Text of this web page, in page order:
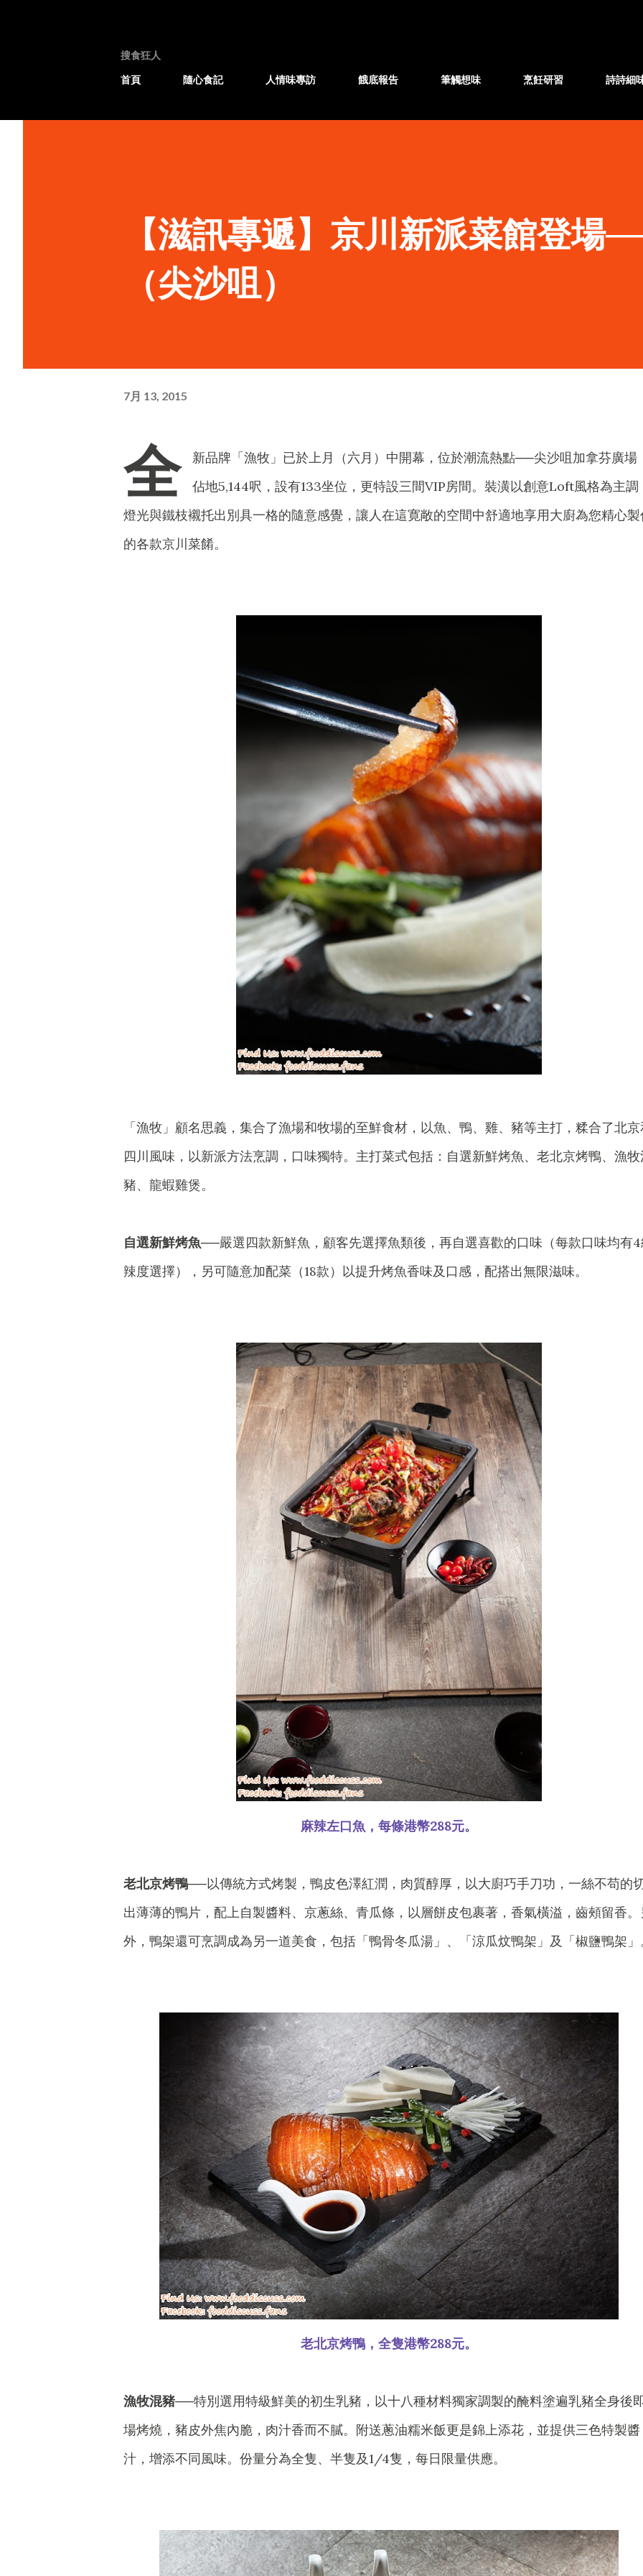
搜食狂人
首頁
隨心食記 人情味專訪 餓底報告 筆觸想味 烹飪研習 詩詩細
【滋訊專遞】京川新派菜館登場
（尖沙咀）
7月 13, 2015
全
新品牌「漁牧」已於上月（六月）中開幕，位於潮流熱點──尖沙咀加拿芬廣場
佔地5,144呎，設有133坐位，更特設三間VIP房間。裝潢以創意Loft風格為主調
燈光與鐵枝襯托出別具一格的隨意感覺，讓人在這寛敞的空間中舒適地享用大廚為您精心
的各款京川菜餚。
「漁牧」顧名思義，集合了漁場和牧場的至鮮食材，以魚、鴨、雞、豬等主打，糅合了北
四川風味，以新派方法烹調，口味獨特。主打菜式包括：自選新鮮烤魚、老北京烤鴨、漁
豬、龍蝦雞煲。
自選新鮮烤魚──嚴選四款新鮮魚，顧客先選擇魚類後，再自選喜歡的口味（每款口味均有
辣度選擇），另可隨意加配菜（18款）以提升烤魚香味及口感，配搭出無限滋味。
麻辣左口魚，每條港幣288元。
老北京烤鴨──以傳統方式烤製，鴨皮色澤紅潤，肉質醇厚，以大廚巧手刀功，一絲不苟的
出薄薄的鴨片，配上自製醬料、京蔥絲、青瓜條，以層餅皮包裹著，香氣橫溢，齒頰留香
外，鴨架還可烹調成為另一道美食，包括「鴨骨冬瓜湯」、「涼瓜炆鴨架」及「椒鹽鴨架
老北京烤鴨，全隻港幣288元。
漁牧混豬──特別選用特級鮮美的初生乳豬，以十八種材料獨家調製的醃料塗遍乳豬全身後
場烤燒，豬皮外焦內脆，肉汁香而不膩。附送蔥油糯米飯更是錦上添花，並提供三色特製醬
汁，增添不同風味。份量分為全隻、半隻及1/4隻，每日限量供應。